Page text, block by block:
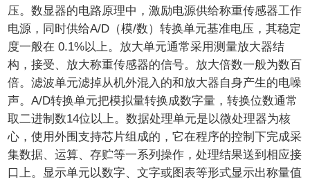
压。数显器的电路原理中，激励电源供给称重传感器工作
电源，同时供给A/D（模/数）转换单元基准电压，其稳定
度一般在 0.1%以上。放大单元通常采用测量放大器结
构，接受、放大称重传感器的信号。放大倍数一般为数百
倍。滤波单元滤掉从机外混入的和放大器自身产生的电噪
声。A/D转换单元把模拟量转换成数字量，转换位数通常
取二进制数14位以上。数据处理单元是以微处理器为核
心，使用外围支持芯片组成的，它在程序的控制下完成采
集数据、运算、存贮等一系列操作，处理结果送到相应接
口上。显示单元以数字、文字或图表等形式显示出称量值